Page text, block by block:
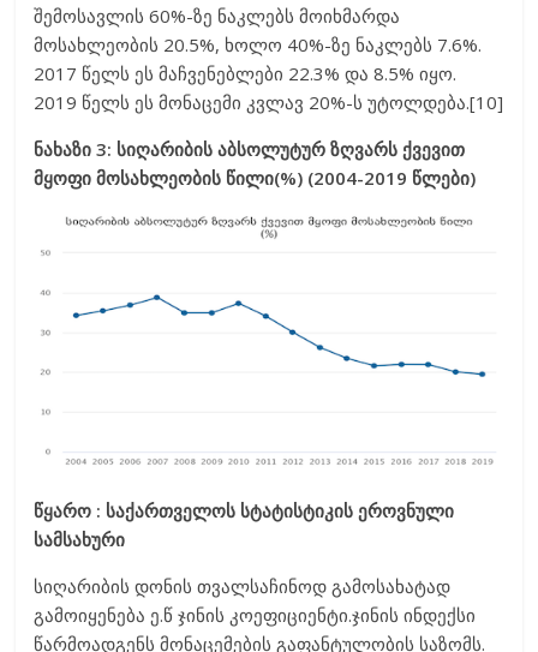
შემოსავლის 60%-ზე ნაკლებს მოიხმარდა
მოსახლეობის 20.5%, ხოლო 40%-ზე ნაკლებს 7.6%.
2017 წელს ეს მაჩვენებლები 22.3% და 8.5% იყო.
2019 წელს ეს მონაცემი კვლავ 20%-ს უტოლდება.[10]
ნახაზი 3: სიღარიბის აბსოლუტურ ზღვარს ქვევით
მყოფი მოსახლეობის წილი(%) (2004-2019 წლები)
წყარო : საქართველოს სტატისტიკის ეროვნული
სამსახური
სიღარიბის დონის თვალსაჩინოდ გამოსახატად
გამოიყენება ე.წ ჯინის კოეფიციენტი.ჯინის ინდექსი
წარმოადგენს მონაცემების გაფანტულობის საზომს.